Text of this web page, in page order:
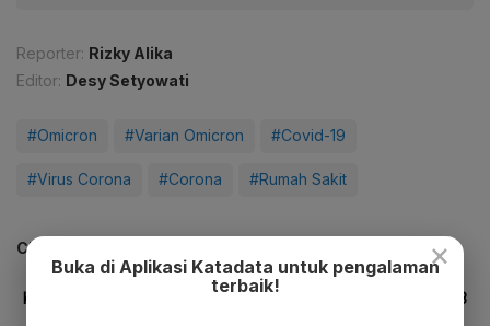
Reporter: Rizky Alika
Editor: Desy Setyowati
#Omicron #Varian Omicron #Covid-19
#Virus Corona #Corona #Rumah Sakit
CEK JUGA DATA INI ×
Buka di Aplikasi Katadata untuk pengalaman
terbaik!